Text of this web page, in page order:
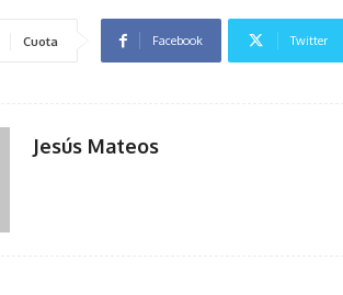
Cuota Facebook Twitter
Jesús Mateos